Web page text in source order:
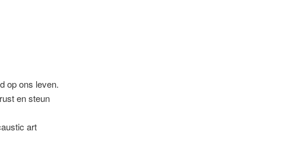
op ons leven.
en steun
art